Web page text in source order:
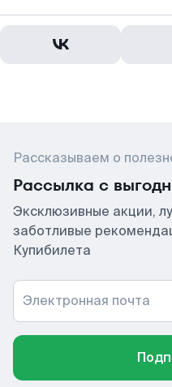
Рассказываем о
Рассылка с
Эксклюзивные акции,
заботливые
Купибилета
Электронная почта